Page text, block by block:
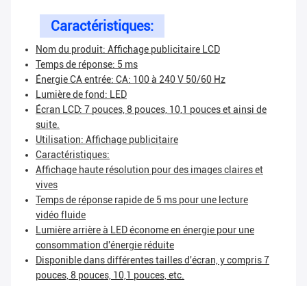
Caractéristiques:
Nom du produit: Affichage publicitaire LCD
Temps de réponse: 5 ms
Énergie CA entrée: CA: 100 à 240 V 50/60 Hz
Lumière de fond: LED
Écran LCD: 7 pouces, 8 pouces, 10,1 pouces et ainsi de
suite.
Utilisation: Affichage publicitaire
Caractéristiques:
Affichage haute résolution pour des images claires et
vives
Temps de réponse rapide de 5 ms pour une lecture
vidéo fluide
Lumière arrière à LED économe en énergie pour une
consommation d'énergie réduite
Disponible dans différentes tailles d'écran, y compris 7
pouces, 8 pouces, 10,1 pouces, etc.